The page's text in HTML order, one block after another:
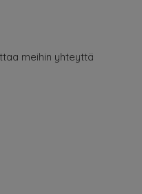
meihin yhteyttä